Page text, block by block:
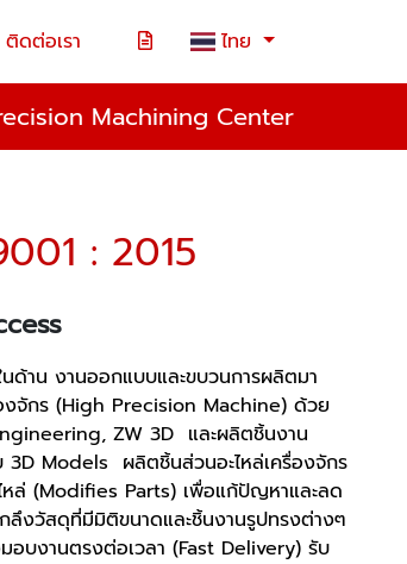
ติดต่อเรา ไทย
Machining Center
: 2015
ด้าน งานออกแบบและขบวนการผลิตมา
งจักร (High Precision Machine) ด้วย
ZW 3D และผลิตชิ้นงาน
Models ผลิตชิ้นส่วนอะไหล่เครื่องจักร
ล่ (Modifies Parts) เพื่อแก้ปัญหาและลด
ลึงวัสดุที่มีมิติขนาดและชิ้นงานรูปทรงต่างๆ
บงานตรงต่อเวลา (Fast Delivery) รับ